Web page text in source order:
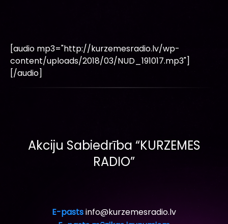
[audio mp3="http://kurzemesradio.lv/wp-
content/uploads/2018/03/NUD_191017.mp3"]
[/audio]
Akciju Sabiedrība “KURZEMES
RADIO”
E-pastsinfo@kurzemesradio.lv